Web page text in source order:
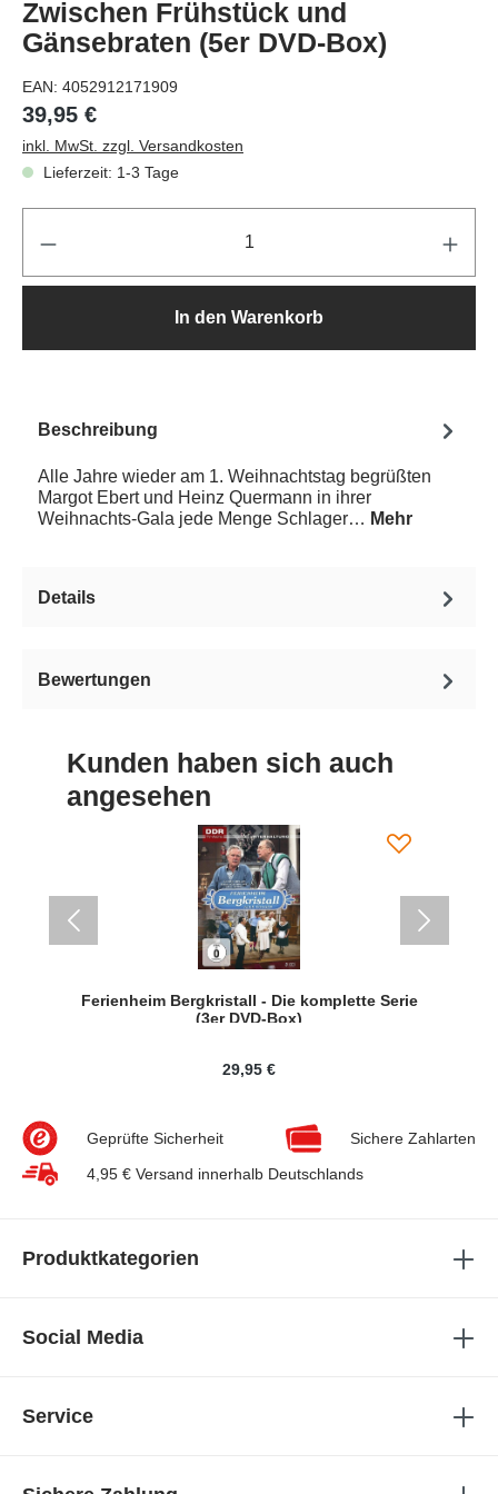
Zwischen Frühstück und
Gänsebraten (5er DVD-Box)
EAN: 4052912171909
39,95 €
inkl. MwSt. zzgl. Versandkosten
Lieferzeit: 1-3 Tage
In den Warenkorb
Beschreibung
Alle Jahre wieder am 1. Weihnachtstag begrüßten
Margot Ebert und Heinz Quermann in ihrer
Weihnachts-Gala jede Menge Schlager… Mehr
Details
Bewertungen
Kunden haben sich auch
angesehen
Ferienheim Bergkristall - Die komplette Serie
(3er DVD-Box)
29,95 €
Geprüfte Sicherheit
Sichere Zahlarten
4,95 € Versand innerhalb Deutschlands
Produktkategorien
Social Media
Service